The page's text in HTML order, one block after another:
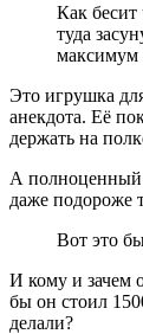
Как бесит
туда
максимум
Это игрушка
анекдота. Её
держать на
А полноценный
даже подороже
Вот это
И кому и зачем
бы он стоил
делали?